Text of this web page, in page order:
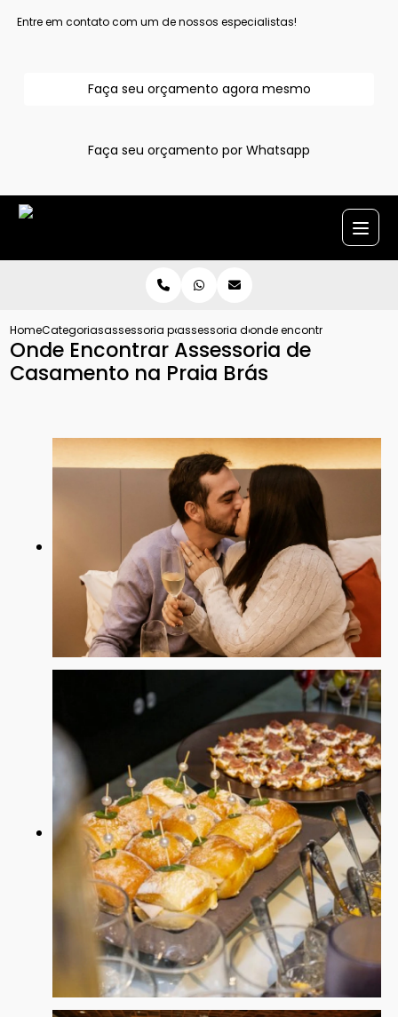
Entre em contato com um de nossos especialistas!
Faça seu orçamento agora mesmo
Faça seu orçamento por Whatsapp
HomeCategoriasassessoria para casamentos
assessoria de casamento grande sao
onde encontrar
Onde Encontrar Assessoria de
Casamento na Praia Brás